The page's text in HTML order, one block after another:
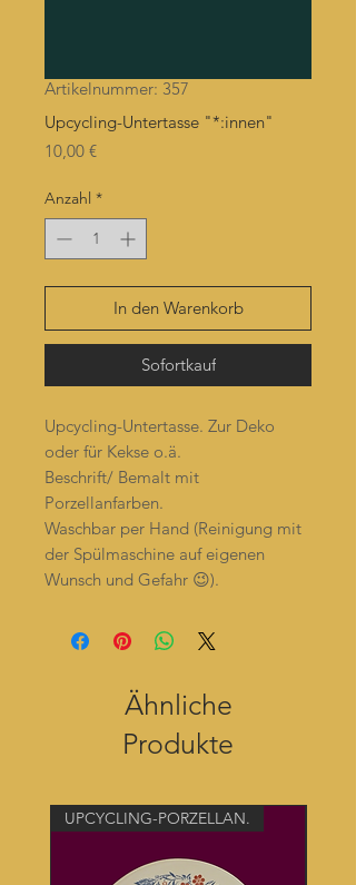
Artikelnummer: 357
Upcycling-Untertasse "*:innen"
10,00 €Preis
Anzahl *
In den Warenkorb
Sofortkauf
Upcycling-Untertasse. Zur Deko
oder für Kekse o.ä.
Beschrift/ Bemalt mit
Porzellanfarben.
Waschbar per Hand (Reinigung mit
der Spülmaschine auf eigenen
Wunsch und Gefahr 😉).
Ähnliche
Produkte
UPCYCLING-PORZELLAN.